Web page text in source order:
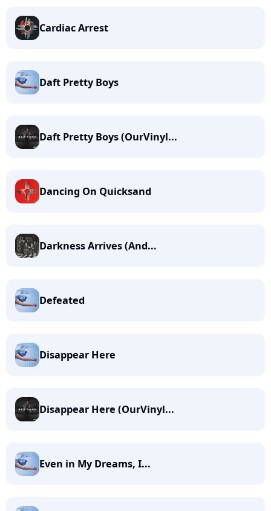
Cardiac Arrest
Daft Pretty Boys
Daft Pretty Boys (OurVinyl...
Dancing On Quicksand
Darkness Arrives (And...
Defeated
Disappear Here
Disappear Here (OurVinyl...
Even in My Dreams, I...